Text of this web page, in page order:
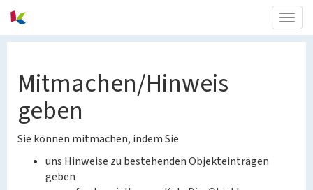
Mitmachen/Hinweis
geben
Sie können mitmachen, indem Sie
uns Hinweise zu bestehenden Objekteinträgen
geben